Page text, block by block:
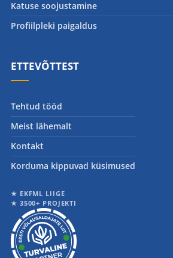
Katuse soojustamine
Profiilpleki paigaldus
ETTEVÕTTEST
Tehtud tööd
Meist lähemalt
Kontakt
Korduma kippuvad küsimused
★ EKFML LIIGE
★ 3500+ PROJEKTI